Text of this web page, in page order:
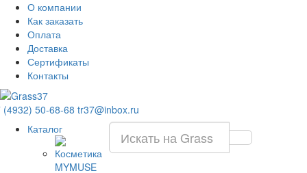
О компании
Как заказать
Оплата
Доставка
Сертификаты
Контакты
(4932) 50-68-68 tr37@inbox.ru
Каталог